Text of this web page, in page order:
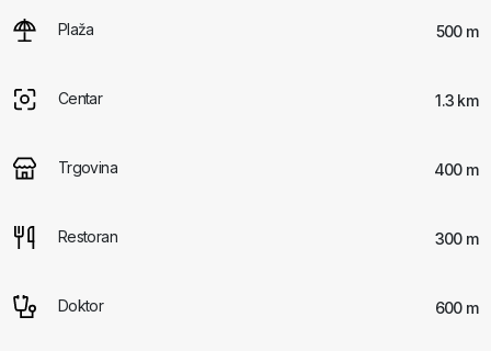
Plaža 500 m
Centar 1.3 km
Trgovina 400 m
Restoran 300 m
Doktor 600 m